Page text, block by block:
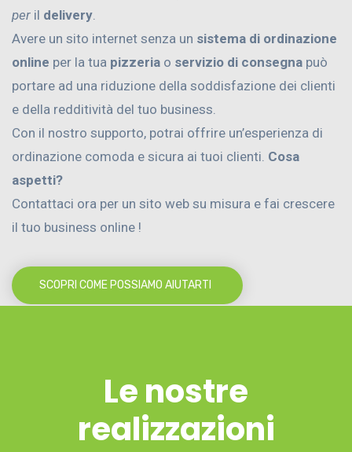
per il delivery
Avere un sito internet senza un sistema di ordinazione
online per la tua pizzeria o servizio di consegna può
portare ad una riduzione della soddisfazione dei clienti
e della redditività del tuo business.
Con il nostro supporto, potrai offrire un’esperienza di
ordinazione comoda e sicura ai tuoi clienti. Cosa
aspetti?
Contattaci ora per un sito web su misura e fai crescere
il tuo business online !
SCOPRI COME POSSIAMO AIUTARTI
Le nostre
realizzazioni